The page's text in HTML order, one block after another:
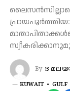
By ദ
KUWAIT GULF